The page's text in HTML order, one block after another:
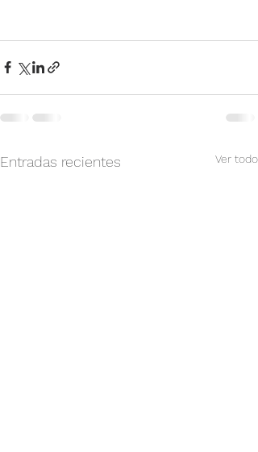
Entradas recientes Ver todo